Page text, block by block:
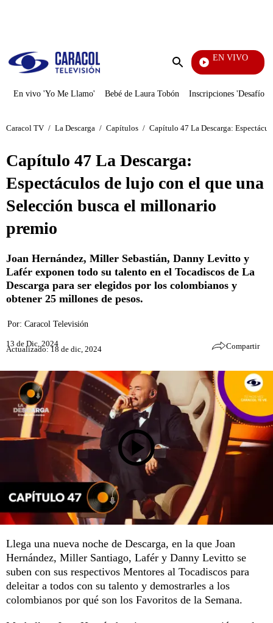
Enviar
EN VIVO
En vivo 'Yo Me Llamo' Bebé de Laura Tobón Inscripciones 'Desafío'
Caracol TV / La Descarga / Capítulos / Capítulo 47 La Descarga:
Capítulo 47 La Descarga:
Espectáculos de lujo con el que una
Selección busca el millonario
premio
Joan Hernández, Miller Sebastián, Danny Levitto y
Lafér exponen todo su talento en el Tocadiscos de La
Descarga para ser elegidos por los colombianos y
obtener 25 millones de pesos.
Por: Caracol Televisión
13 de Dic, 2024
Actualizado: 18 de dic, 2024 Compartir
Llega una nueva noche de Descarga, en la que Joan
Hernández, Miller Santiago, Lafér y Danny Levitto se
suben con sus respectivos Mentores al Tocadiscos para
deleitar a todos con su talento y demostrarles a los
colombianos por qué son los Favoritos de la Semana.